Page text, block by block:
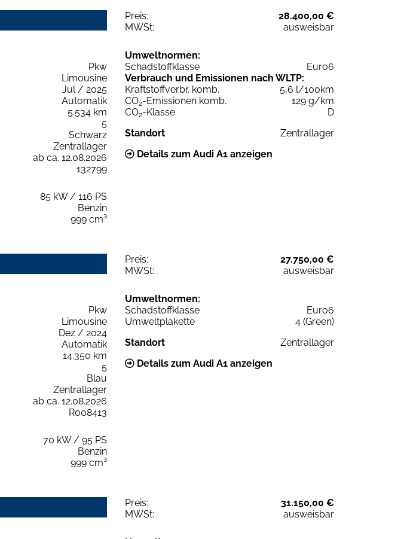
Preis:
28.400,00 €
MWSt:
ausweisbar
Pkw
Limousine
Jul / 2025
Automatik
5.534 km
5
Schwarz
Zentrallager
ab ca. 12.08.2026
132799
85 kW / 116 PS
Benzin
999 cm³
Umweltnormen:
Schadstoffklasse
Euro6
Verbrauch und Emissionen nach WLTP:
Kraftstoffverbr. komb.
5,6 l/100km
CO2-Emissionen komb.
129 g/km
CO2-Klasse
D
Standort
Zentrallager
Details zum Audi A1 anzeigen
Preis:
27.750,00 €
MWSt:
ausweisbar
Pkw
Limousine
Dez / 2024
Automatik
14.350 km
5
Blau
Zentrallager
ab ca. 12.08.2026
R008413
70 kW / 95 PS
Benzin
999 cm³
Umweltnormen:
Schadstoffklasse
Euro6
Umweltplakette
4 (Green)
Standort
Zentrallager
Details zum Audi A1 anzeigen
Preis:
31.150,00 €
MWSt:
ausweisbar